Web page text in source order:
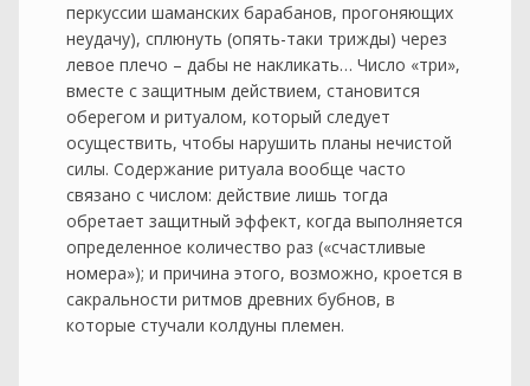
перкуссии шаманских барабанов, прогоняющих
неудачу), сплюнуть (опять-таки трижды) через
левое плечо – дабы не накликать… Число «три»,
вместе с защитным действием, становится
оберегом и ритуалом, который следует
осуществить, чтобы нарушить планы нечистой
силы. Содержание ритуала вообще часто
связано с числом: действие лишь тогда
обретает защитный эффект, когда выполняется
определенное количество раз («счастливые
номера»); и причина этого, возможно, кроется в
сакральности ритмов древних бубнов, в
которые стучали колдуны племен.